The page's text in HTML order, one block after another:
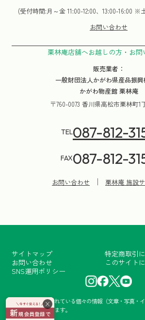
×
(受付時間:月～金 11:00-12:00、13:00-16:00 ※
お問い合わせ
栗林庵店舗へお越しの方・お問
販売業者：
一般財団法人かがわ県産品振
かがわ物産館 栗林庵
〒760-0073 香川県高松市栗林町1
TEL087-812-
FAX087-812-
お問い合わせ 栗林庵 施設
サイトマップ
特定商取引
お問い合わせ
このサイト
SNS運用ポリシー
当サイトに掲載されている個々の情報（文章・写真・
用・転載を禁止します。